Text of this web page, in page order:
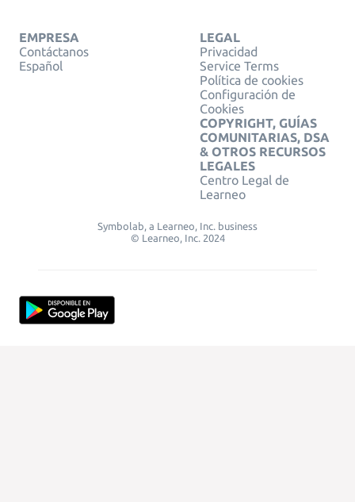
EMPRESA
Contáctanos
Español
LEGAL
Privacidad
Service Terms
Política de cookies
Configuración de
Cookies
COPYRIGHT, GUÍAS
COMUNITARIAS, DSA
& OTROS RECURSOS
LEGALES
Centro Legal de
Learneo
Symbolab, a Learneo, Inc. business
© Learneo, Inc. 2024